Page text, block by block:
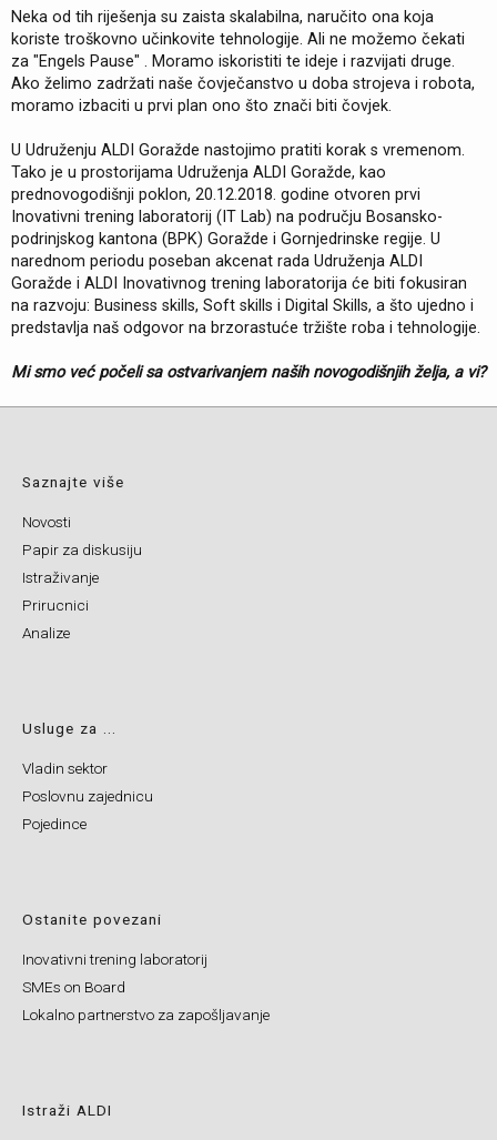
Neka od tih riješenja su zaista skalabilna, naručito ona koja
koriste troškovno učinkovite tehnologije. Ali ne možemo čekati
za "Engels Pause" . Moramo iskoristiti te ideje i razvijati druge.
Ako želimo zadržati naše čovječanstvo u doba strojeva i robota,
moramo izbaciti u prvi plan ono što znači biti čovjek.
U Udruženju ALDI Goražde nastojimo pratiti korak s vremenom.
Tako je u prostorijama Udruženja ALDI Goražde, kao
prednovogodišnji poklon, 20.12.2018. godine otvoren prvi
Inovativni trening laboratorij (IT Lab) na području Bosansko-
podrinjskog kantona (BPK) Goražde i Gornjedrinske regije. U
narednom periodu poseban akcenat rada Udruženja ALDI
Goražde i ALDI Inovativnog trening laboratorija će biti fokusiran
na razvoju: Business skills, Soft skills i Digital Skills, a što ujedno i
predstavlja naš odgovor na brzorastuće tržište roba i tehnologije.
Mi smo već počeli sa ostvarivanjem naših novogodišnjih želja, a vi?
Saznajte više
Novosti
Papir za diskusiju
Istraživanje
Prirucnici
Analize
Usluge za ...
Vladin sektor
Poslovnu zajednicu
Pojedince
Ostanite povezani
Inovativni trening laboratorij
SMEs on Board
Lokalno partnerstvo za zapošljavanje
Istraži ALDI